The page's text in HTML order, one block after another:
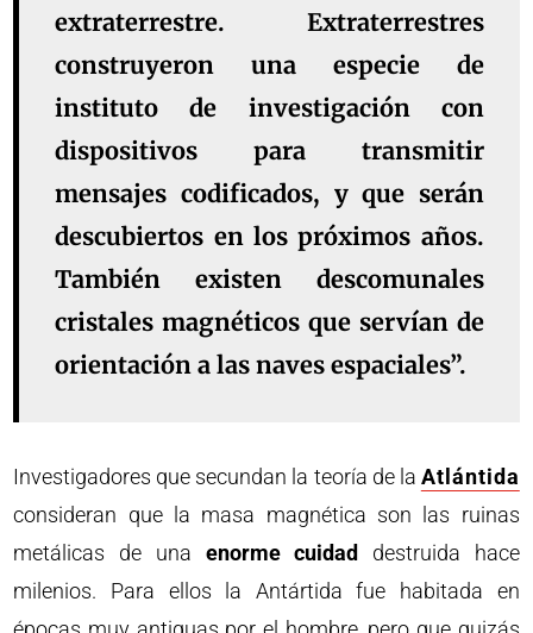
extraterrestre. Extraterrestres
construyeron una especie de
instituto de investigación con
dispositivos para transmitir
mensajes codificados, y que serán
descubiertos en los próximos años.
También existen descomunales
cristales magnéticos que servían de
orientación a las naves espaciales”.
Investigadores que secundan la teoría de la Atlántida
consideran que la masa magnética son las ruinas
metálicas de una enorme cuidad destruida hace
milenios. Para ellos la Antártida fue habitada en